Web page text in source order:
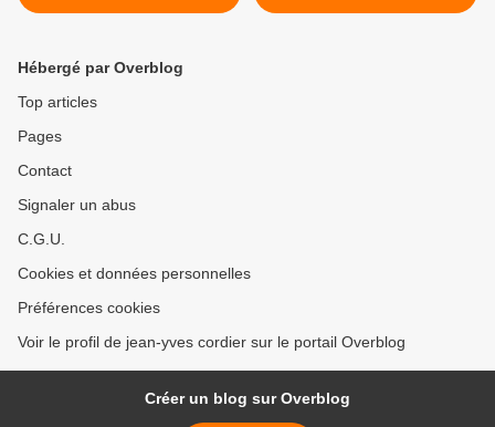
du chœur. La baie 0.
chœur. La baie 2. >
Hébergé par Overblog
Top articles
Pages
Contact
Signaler un abus
C.G.U.
Cookies et données personnelles
Préférences cookies
Voir le profil de jean-yves cordier sur le portail Overblog
Créer un blog sur Overblog